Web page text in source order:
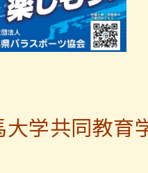
大学共同教育